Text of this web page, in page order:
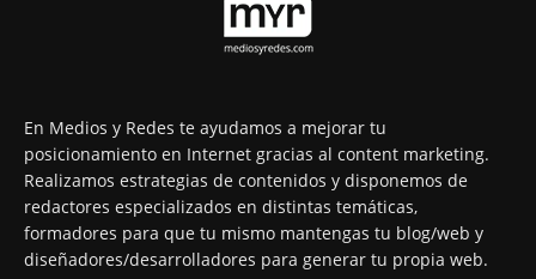
En Medios y Redes te ayudamos a mejorar tu
posicionamiento en Internet gracias al content marketing.
Realizamos estrategias de contenidos y disponemos de
redactores especializados en distintas temáticas,
formadores para que tu mismo mantengas tu blog/web y
diseñadores/desarrolladores para generar tu propia web.